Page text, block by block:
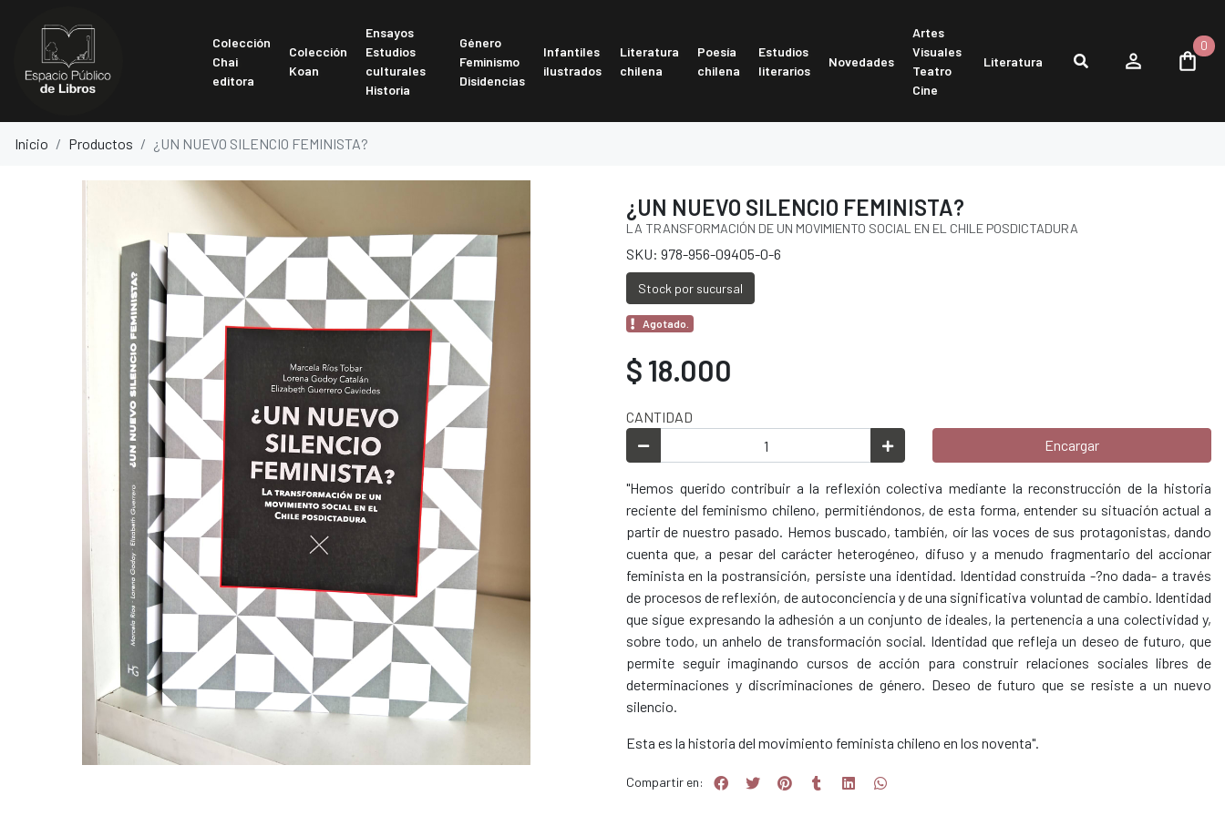
Colección
Chai
editora
Colección
Koan
Ensayos
Estudios
culturales
Historia
Género
Feminismo
Disidencias
Infantiles
ilustrados
Literatura
chilena
Poesía
chilena
Estudios
literarios
Novedades
Artes
Visuales
Teatro
Cine
Literatura
0
Inicio Productos ¿UN NUEVO SILENCIO FEMINISTA?
¿UN NUEVO SILENCIO FEMINISTA?
LA TRANSFORMACIÓN DE UN MOVIMIENTO SOCIAL EN EL CHILE POSDICTADURA
SKU: 978-956-09405-0-6
Stock por sucursal
Agotado.
$ 18.000
CANTIDAD
Encargar
"Hemos querido contribuir a la reflexión colectiva mediante la reconstrucción de la historia
reciente del feminismo chileno, permitiéndonos, de esta forma, entender su situación actual a
partir de nuestro pasado. Hemos buscado, también, oír las voces de sus protagonistas, dando
cuenta que, a pesar del carácter heterogéneo, difuso y a menudo fragmentario del accionar
feminista en la postransición, persiste una identidad. Identidad construida -?no dada- a través
de procesos de reflexión, de autoconciencia y de una significativa voluntad de cambio. Identidad
que sigue expresando la adhesión a un conjunto de ideales, la pertenencia a una colectividad y,
sobre todo, un anhelo de transformación social. Identidad que refleja un deseo de futuro, que
permite seguir imaginando cursos de acción para construir relaciones sociales libres de
determinaciones y discriminaciones de género. Deseo de futuro que se resiste a un nuevo
silencio.
Esta es la historia del movimiento feminista chileno en los noventa".
Compartir en: